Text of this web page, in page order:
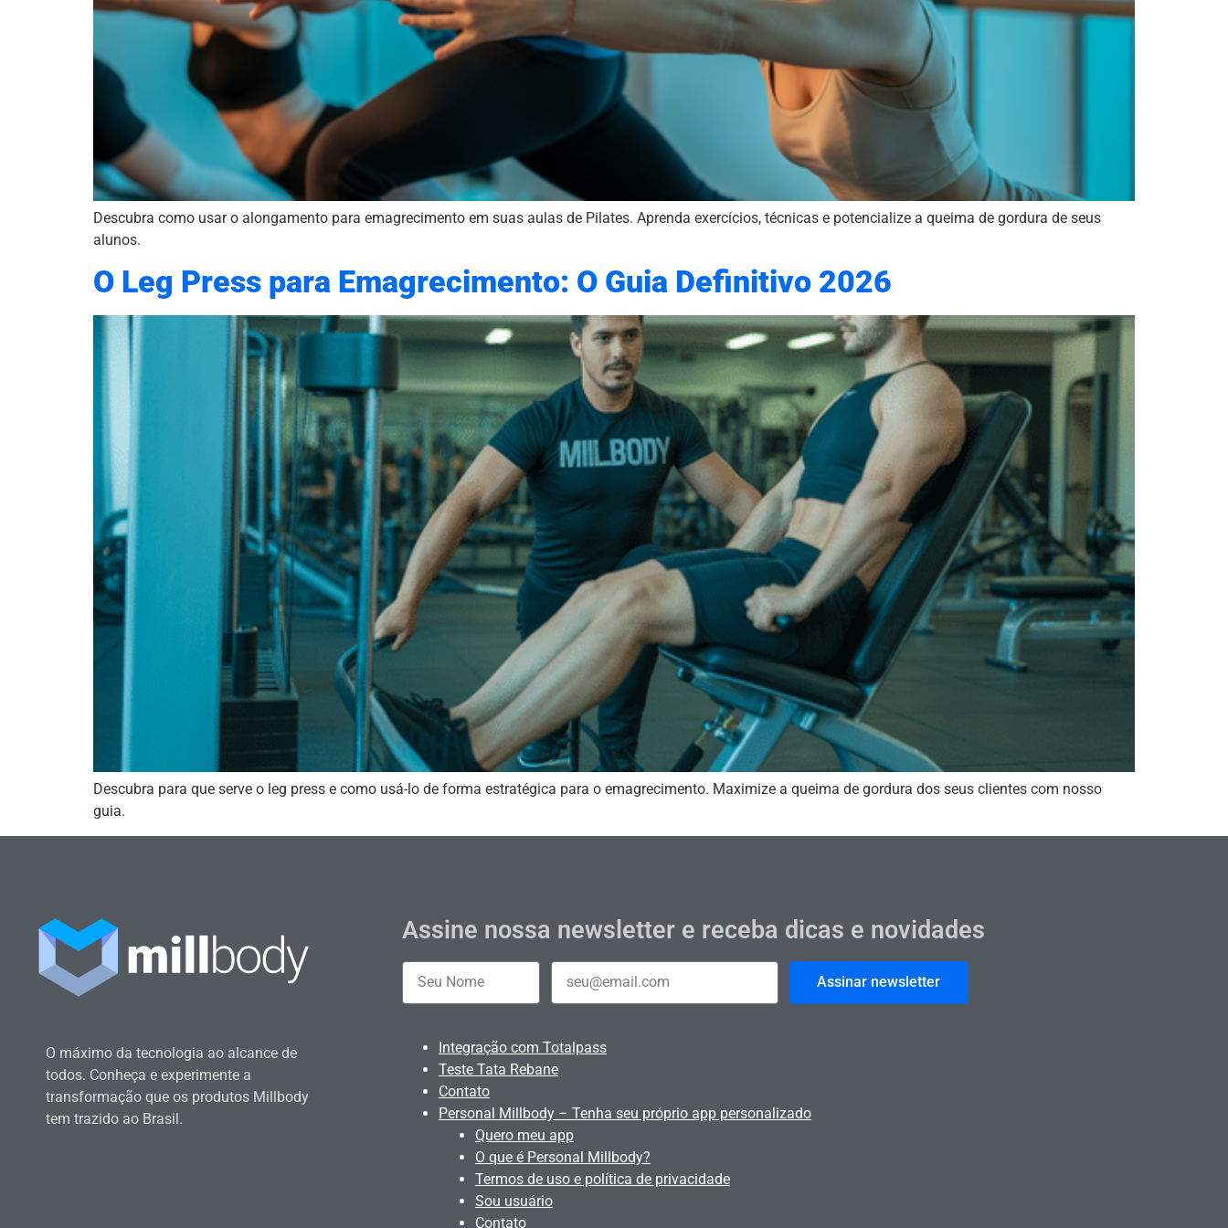
Descubra como usar o alongamento para emagrecimento em suas aulas de Pilates. Aprenda exercícios, técnicas e potencialize a queima de gordura de seus
alunos.
O Leg Press para Emagrecimento: O Guia Definitivo 2026
Descubra para que serve o leg press e como usá-lo de forma estratégica para o emagrecimento. Maximize a queima de gordura dos seus clientes com nosso
guia.
O máximo da tecnologia ao alcance de
todos. Conheça e experimente a
transformação que os produtos Millbody
tem trazido ao Brasil.
Assine nossa newsletter e receba dicas e novidades
Assinar newsletter
Integração com Totalpass
Teste Tata Rebane
Contato
Personal Millbody – Tenha seu próprio app personalizado
Quero meu app
O que é Personal Millbody?
Termos de uso e política de privacidade
Sou usuário
Contato